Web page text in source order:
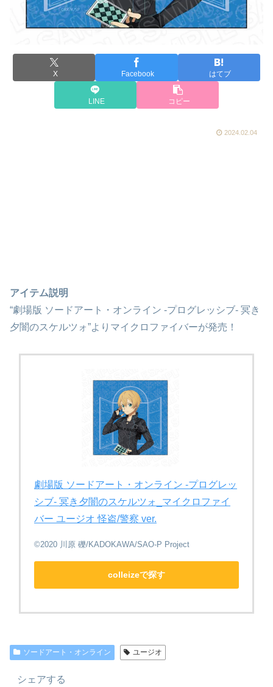
X Facebook はてブ
LINE コピー
2024.02.04
アイテム説明
“劇場版 ソードアート・オンライン -プログレッシブ- 冥き
夕闇のスケルツォ”よりマイクロファイバーが発売！
劇場版 ソードアート・オンライン -プログレッ
シブ- 冥き夕闇のスケルツォ_マイクロファイ
バー ユージオ 怪盗/警察 ver.
©2020 川原 礫/KADOKAWA/SAO-P Project
colleizeで探す
ソードアート・オンライン ユージオ
シェアする